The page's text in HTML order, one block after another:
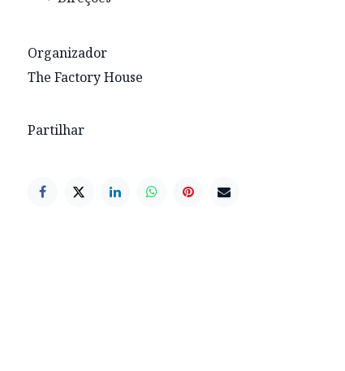
Organizador
The Factory House
Partilhar